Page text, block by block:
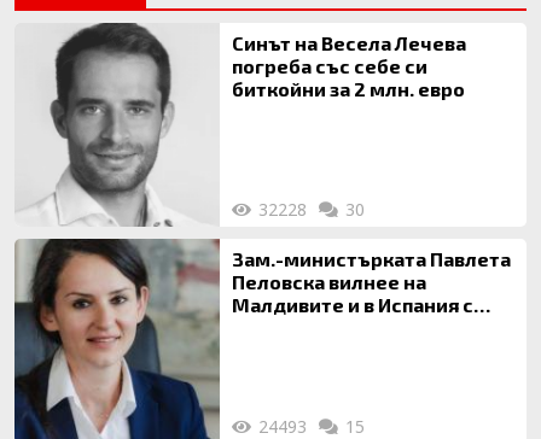
Синът на Весела Лечева
погреба със себе си
биткойни за 2 млн. евро
32228 30
Зам.-министърката Павлета
Пеловска вилнее на
Малдивите и в Испания с
24493 15